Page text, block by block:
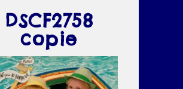
DSCF2758
copie